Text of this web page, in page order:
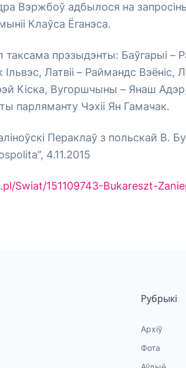
Вэржбоў адбылося на
Клаўса Ёганэса.
таксама прэзыдэнты: Баўгарыі –
Латвіі – Раймандс
Кіска, Вугоршчыны – Янаш
парляманту Чэхіі Ян Гамачак.
Пераклаў з польскай В.
4.11.2015
Swiat/151109743-Bukareszt-
Рубрыкі
Архіў
Фота